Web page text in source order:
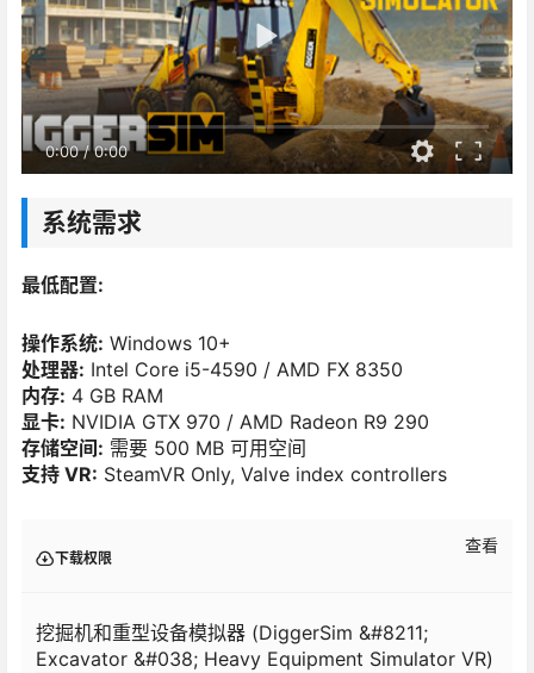
0:00/0:00
系统需求
最低配置:
操作系统: Windows 10+
处理器: Intel Core i5-4590 / AMD FX 8350
内存: 4 GB RAM
显卡: NVIDIA GTX 970 / AMD Radeon R9 290
存储空间: 需要 500 MB 可用空间
支持 VR: SteamVR Only, Valve index controllers
下载权限
查看
挖掘机和重型设备模拟器 (DiggerSim &#8211;
Excavator &#038; Heavy Equipment Simulator VR)